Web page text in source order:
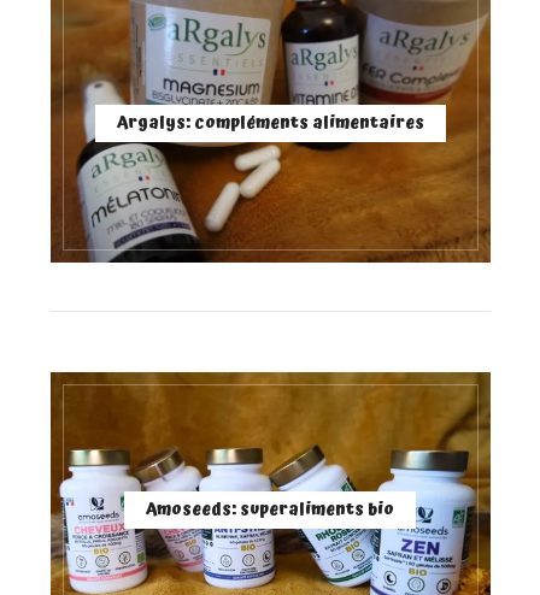
Argalys: compléments alimentaires
Amoseeds: superaliments bio